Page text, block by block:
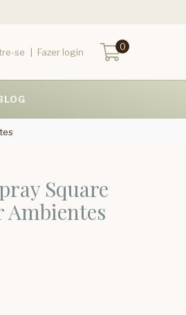
se Fazer login 0
Square
Ambientes